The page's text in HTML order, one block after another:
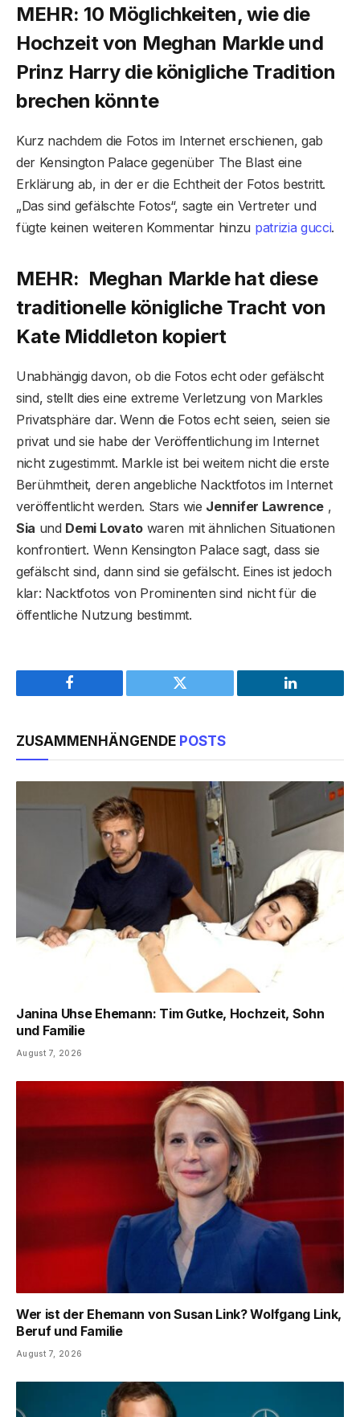
MEHR: 10 Möglichkeiten, wie die
Hochzeit von Meghan Markle und
Prinz Harry die königliche Tradition
brechen könnte
Kurz nachdem die Fotos im Internet erschienen, gab
der Kensington Palace gegenüber The Blast eine
Erklärung ab, in der er die Echtheit der Fotos bestritt.
„Das sind gefälschte Fotos“, sagte ein Vertreter und
fügte keinen weiteren Kommentar hinzu patrizia gucci.
MEHR: Meghan Markle hat diese
traditionelle königliche Tracht von
Kate Middleton kopiert
Unabhängig davon, ob die Fotos echt oder gefälscht
sind, stellt dies eine extreme Verletzung von Markles
Privatsphäre dar. Wenn die Fotos echt seien, seien sie
privat und sie habe der Veröffentlichung im Internet
nicht zugestimmt. Markle ist bei weitem nicht die erste
Berühmtheit, deren angebliche Nacktfotos im Internet
veröffentlicht werden. Stars wie Jennifer Lawrence ,
Sia und Demi Lovatowaren mit ähnlichen Situationen
konfrontiert. Wenn Kensington Palace sagt, dass sie
gefälscht sind, dann sind sie gefälscht. Eines ist jedoch
klar: Nacktfotos von Prominenten sind nicht für die
öffentliche Nutzung bestimmt.
Facebook Twitter LinkedIn
ZUSAMMENHÄNGENDE POSTS
Janina Uhse Ehemann: Tim Gutke, Hochzeit, Sohn
und Familie
August 7, 2026
Wer ist der Ehemann von Susan Link? Wolfgang Link,
Beruf und Familie
August 7, 2026